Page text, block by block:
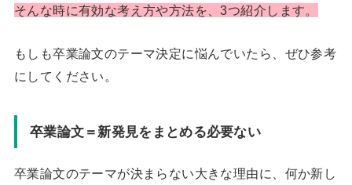
そんな時に有効な考え方や方法を、3つ紹介します。
もしも卒業論文のテーマ決定に悩んでいたら、ぜひ参考
にしてください。
卒業論文＝新発見をまとめる必要ない
卒業論文のテーマが決まらない大きな理由に、何か新し